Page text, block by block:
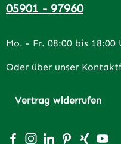
05901 - 97960
Mo. - Fr. 08:00 bis 18:00
Oder über unser
Vertrag widerrufen
Besuche uns auf
Schau auf
Vernetze dich
Lass dichSieh